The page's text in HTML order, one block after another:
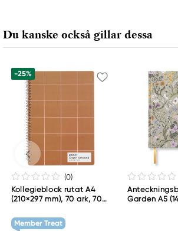
www.panduro.com
+46 (04) 22 30 70
Du kanske också gillar dessa
-25%
(0)
Kollegieblock rutat A4
(210×297 mm), 70 ark, 70
Member Treat
Garden A5